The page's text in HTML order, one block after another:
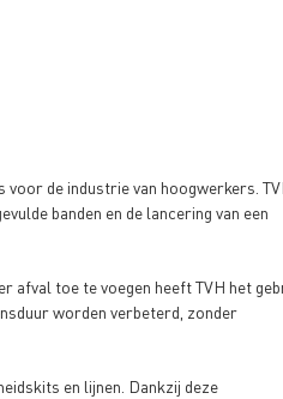
voor de industrie van hoogwerkers.
banden en de lancering van een
afval toe te voegen heeft TVH het
worden verbeterd, zonder
en lijnen. Dankzij deze